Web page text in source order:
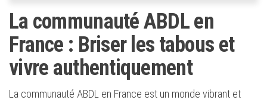
La communauté ABDL en
France : Briser les tabous et
vivre authentiquement
La communauté ABDL en France est un monde vibrant et